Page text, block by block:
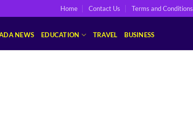
Home Contact Us Terms and Conditions
NEWS EDUCATION TRAVEL BUSINESS